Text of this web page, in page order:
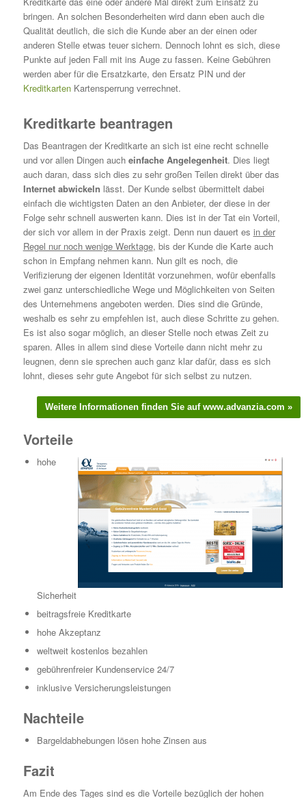
bringen. An solchen Besonderheiten wird dann eben auch die
Qualität deutlich, die sich die Kunde aber an der einen oder
anderen Stelle etwas teuer sichern. Dennoch lohnt es sich, diese
Punkte auf jeden Fall mit ins Auge zu fassen. Keine Gebühren
werden aber für die Ersatzkarte, den Ersatz PIN und der
KreditkartenKartensperrung verrechnet.
Kreditkarte beantragen
Das Beantragen der Kreditkarte an sich ist eine recht schnelle
und vor allen Dingen auch einfache Angelegenheit. Dies liegt
auch daran, dass sich dies zu sehr großen Teilen direkt über das
Internet abwickeln lässt. Der Kunde selbst übermittelt dabei
einfach die wichtigsten Daten an den Anbieter, der diese in der
Folge sehr schnell auswerten kann. Dies ist in der Tat ein Vorteil,
der sich vor allem in der Praxis zeigt. Denn nun dauert es in der
Regel nur noch wenige Werktage, bis der Kunde die Karte auch
schon in Empfang nehmen kann. Nun gilt es noch, die
Verifizierung der eigenen Identität vorzunehmen, wofür ebenfalls
zwei ganz unterschiedliche Wege und Möglichkeiten von Seiten
des Unternehmens angeboten werden. Dies sind die Gründe,
weshalb es sehr zu empfehlen ist, auch diese Schritte zu gehen.
Es ist also sogar möglich, an dieser Stelle noch etwas Zeit zu
sparen. Alles in allem sind diese Vorteile dann nicht mehr zu
leugnen, denn sie sprechen auch ganz klar dafür, dass es sich
lohnt, dieses sehr gute Angebot für sich selbst zu nutzen.
Vorteile
hohe
Sicherheit
beitragsfreie Kreditkarte
hohe Akzeptanz
weltweit kostenlos bezahlen
gebührenfreier Kundenservice 24/7
inklusive Versicherungsleistungen
Nachteile
Bargeldabhebungen lösen hohe Zinsen aus
Fazit
Am Ende des Tages sind es die Vorteile bezüglich der hohen